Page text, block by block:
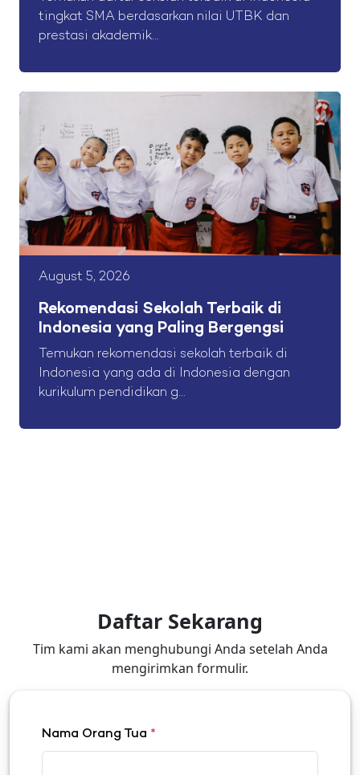
tingkat SMA berdasarkan nilai UTBK dan
prestasi akademik...
August 5, 2026
Rekomendasi Sekolah Terbaik di
Indonesia yang Paling Bergengsi
Temukan rekomendasi sekolah terbaik di
Indonesia yang ada di Indonesia dengan
kurikulum pendidikan g...
Daftar Sekarang
Tim kami akan menghubungi Anda setelah Anda
mengirimkan formulir.
Nama Orang Tua *